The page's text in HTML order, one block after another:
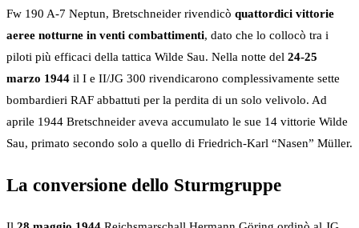
Fw 190 A-7 Neptun, Bretschneider rivendicò quattordici vittorie
aeree notturne in venti combattimenti, dato che lo collocò tra i
piloti più efficaci della tattica Wilde Sau. Nella notte del 24-25
marzo 1944 il I e II/JG 300 rivendicarono complessivamente sette
bombardieri RAF abbattuti per la perdita di un solo velivolo. Ad
aprile 1944 Bretschneider aveva accumulato le sue 14 vittorie Wilde
Sau, primato secondo solo a quello di Friedrich-Karl “Nasen” Müller.
La conversione dello Sturmgruppe